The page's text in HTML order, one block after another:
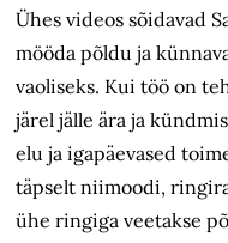
Ühes videos sõidavad
mööda põldu ja
vaoliseks. Kui töö on
järel jälle ära ja
elu ja igapäevased
täpselt niimoodi,
ühe ringiga veetakse